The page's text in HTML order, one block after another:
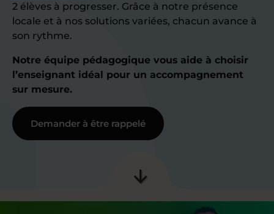
2 élèves à progresser. Grâce à notre présence
locale et à nos solutions variées, chacun avance à
son rythme.
Notre équipe pédagogique vous aide à choisir
l’enseignant idéal pour un accompagnement
sur mesure.
Demander à être rappelé